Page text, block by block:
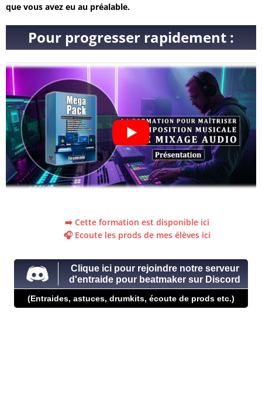
que vous avez eu au préalable.
Pour progresser rapidement :
➡️ Cette formation est disponible ici
🎧 Ecoute les prods de mes élèves ici
Clique ici pour rejoindre notre serveur
d'entraide pour beatmaker sur Discord
(Entraides, astuces, drumkits, écoute de prods etc.)